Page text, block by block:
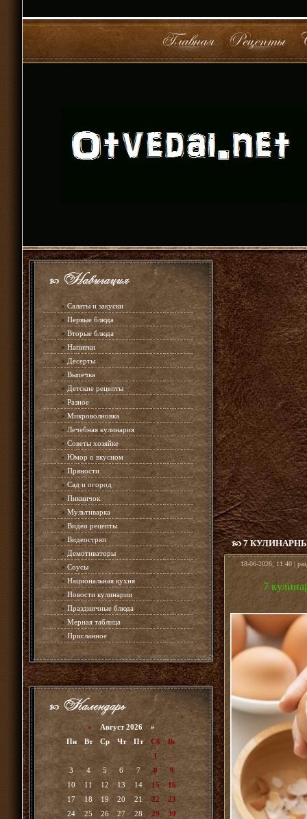
» Салаты и закуски
» Первые блюда
» Вторые блюда
» Напитки
»Десерты
» Выпечка
» Детские рецепты
» Разное
» Микроволновка
» Лечебная кулинария
» Советы хозяйке
» Юмор о вкусном
» Пряности
» Сад и огород
» Пикничок
» Мультиварка
» Видео рецепты
» Видеостряп
» Демотиваторы
» Соусы
» Национальная кухня
» Новости кулинарии
» Праздничные блюда
» Мерная таблица
» Присланное
« Август 2026 »
Пн
Вт Ср Чт Пт Сб
Вс
1
2
3
4 5 6 7 8
9
10
11 12 13 14 15
16
17
18 19 20 21 22
23
24
25 26 27 28 29
30
7
18-06-2026, 11:40 |
7